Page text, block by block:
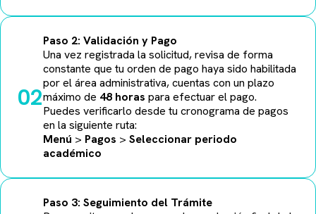
02
Paso 2: Validación y Pago
Una vez registrada la solicitud, revisa de forma
constante que tu orden de pago haya sido habilitada
por el área administrativa, cuentas con un plazo
máximo de 48 horas para efectuar el pago.
Puedes verificarlo desde tu cronograma de pagos
en la siguiente ruta:
Menú > Pagos > Seleccionar periodo
académico
Paso 3: Seguimiento del Trámite